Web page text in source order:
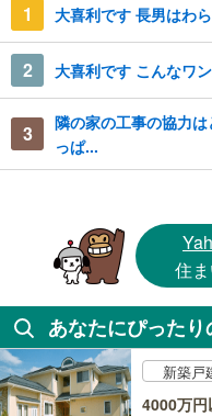
1 大喜利です 長男はわ
2 大喜利です こんなワ
3
隣の家の工事の協力
っぱ...
住
あなたにぴったり
新築戸
4000万円